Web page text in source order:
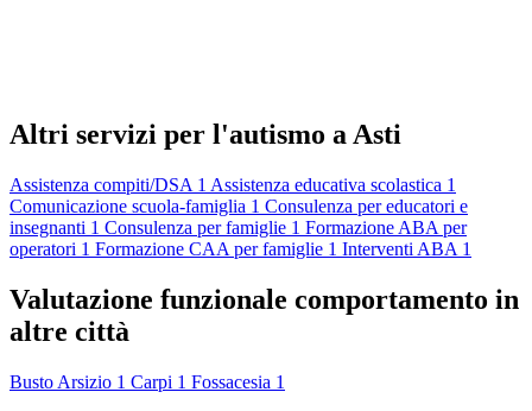
Altri servizi per l'autismo a Asti
Assistenza compiti/DSA 1 Assistenza educativa scolastica 1
Comunicazione scuola-famiglia 1 Consulenza per educatori e
insegnanti 1 Consulenza per famiglie 1 Formazione ABA per
operatori 1 Formazione CAA per famiglie 1 Interventi ABA 1
Valutazione funzionale comportamento in
altre città
Busto Arsizio 1 Carpi 1 Fossacesia 1